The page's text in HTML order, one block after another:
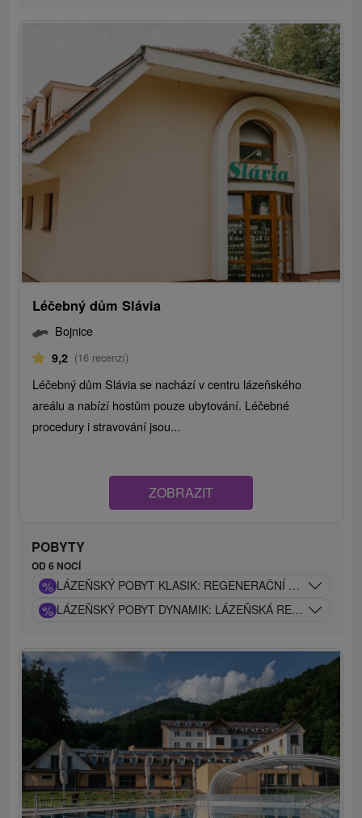
Léčebný dům Slávia
Bojnice
9,2 (16 recenzí)
Léčebný dům Slávia se nachází v centru lázeňského
areálu a nabízí hostům pouze ubytování. Léčebné
procedury i stravování jsou...
ZOBRAZIT
POBYTY
OD 6 NOCÍ
% LÁZEŇSKÝ POBYT KLASIK: REGENERAČNÍ POBYT S
% LÁZEŇSKÝ POBYT DYNAMIK: LÁZEŇSKÁ